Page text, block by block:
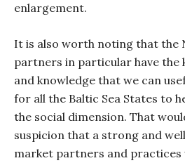
enlargement.
It is also worth noting that the
partners in particular have the
and knowledge that we can
for all the Baltic Sea States to
the social dimension. That
suspicion that a strong and
market partners and practices